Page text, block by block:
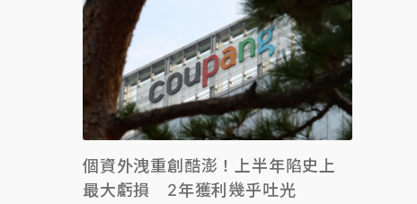
個資外洩重創酷澎！上半年陷史上
最大虧損 2年獲利幾乎吐光